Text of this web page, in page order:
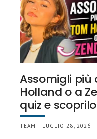
Assomigli più
Holland o a
quiz e
TEAM | LUGLIO 28, 2026